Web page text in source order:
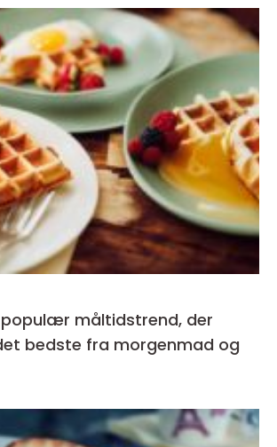
populær måltidstrend, der
bedste fra morgenmad og